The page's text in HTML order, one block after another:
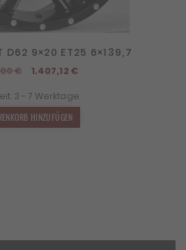
D62 9×20 ET25 6×139,7
€
Ursprünglicher
war:
1.599,00 €
1.407,12 €Aktueller
ist:
3 - 7 Werktage
HINZUFÜGEN